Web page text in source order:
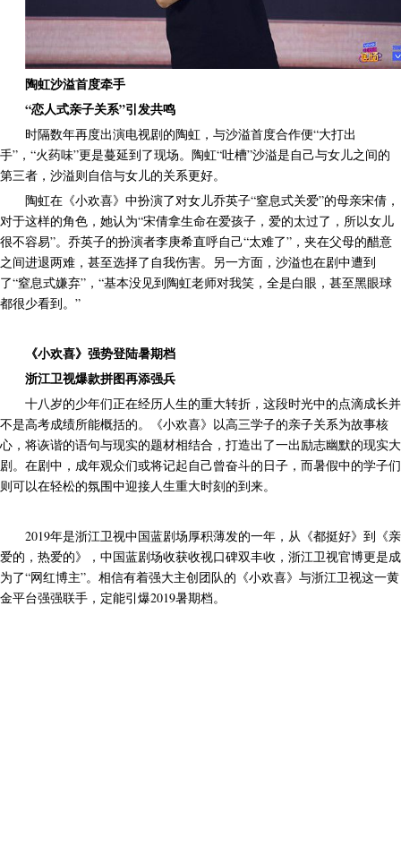
陶虹沙溢首度牵手
“恋人式亲子关系”引发共鸣
时隔数年再度出演电视剧的陶虹，与沙溢首度合作便“大打出
手”，“火药味”更是蔓延到了现场。陶虹“吐槽”沙溢是自己与女儿之间的
第三者，沙溢则自信与女儿的关系更好。
陶虹在《小欢喜》中扮演了对女儿乔英子“窒息式关爱”的母亲宋倩，
对于这样的角色，她认为“宋倩拿生命在爱孩子，爱的太过了，所以女儿
很不容易”。乔英子的扮演者李庚希直呼自己“太难了”，夹在父母的醋意
之间进退两难，甚至选择了自我伤害。另一方面，沙溢也在剧中遭到
了“窒息式嫌弃”，“基本没见到陶虹老师对我笑，全是白眼，甚至黑眼球
都很少看到。”
《小欢喜》强势登陆暑期档
浙江卫视爆款拼图再添强兵
十八岁的少年们正在经历人生的重大转折，这段时光中的点滴成长并
不是高考成绩所能概括的。《小欢喜》以高三学子的亲子关系为故事核
心，将诙谐的语句与现实的题材相结合，打造出了一出励志幽默的现实大
剧。在剧中，成年观众们或将记起自己曾奋斗的日子，而暑假中的学子们
则可以在轻松的氛围中迎接人生重大时刻的到来。
2019年是浙江卫视中国蓝剧场厚积薄发的一年，从《都挺好》到《亲
爱的，热爱的》，中国蓝剧场收获收视口碑双丰收，浙江卫视官博更是成
为了“网红博主”。相信有着强大主创团队的《小欢喜》与浙江卫视这一黄
金平台强强联手，定能引爆2019暑期档。